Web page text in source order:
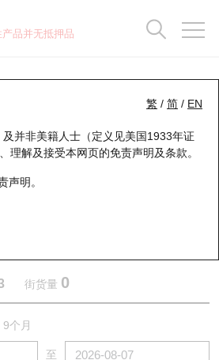
品并无抵押品
繁 / 简 / EN
并非美籍人士（定义见美国1933年证
理解及接受本网页的免责声明及条款。
声明。
DJI 道琼斯指数
街货量 0
9个月
至